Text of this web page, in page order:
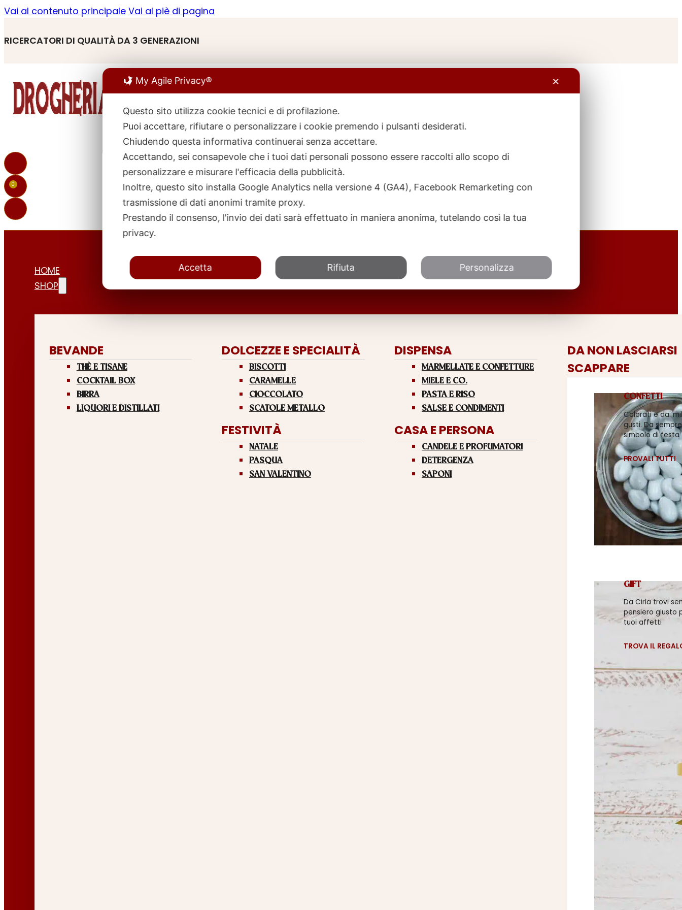
Vai al contenuto principale Vai al piè di pagina
RICERCATORI DI QUALITÀ DA 3 GENERAZIONI
Ricerca
prodotti
0
HOME
SHOP
BEVANDE
THÈ E TISANE
COCKTAIL BOX
BIRRA
LIQUORI E DISTILLATI
DOLCEZZE E SPECIALITÀ
BISCOTTI
CARAMELLE
CIOCCOLATO
SCATOLE METALLO
FESTIVITÀ
NATALE
PASQUA
SAN VALENTINO
DISPENSA
MARMELLATE E CONFETTURE
MIELE E CO.
PASTA E RISO
SALSE E CONDIMENTI
CASA E PERSONA
CANDELE E PROFUMATORI
DETERGENZA
SAPONI
DA NON LASCIARSI
SCAPPARE
CONFETTI
Colorati e dai
gusti. Da sempre
simbolo di festa
PROVALI TUTTI
GIFT
Da Cirla trovi
pensiero giusto
tuoi affetti
TROVA IL
My Agile Privacy® ✕
Questo sito utilizza cookie tecnici e di profilazione.
Puoi accettare, rifiutare o personalizzare i cookie premendo i pulsanti desiderati.
Chiudendo questa informativa continuerai senza accettare.
Accettando, sei consapevole che i tuoi dati personali possono essere raccolti allo scopo di
personalizzare e misurare l'efficacia della pubblicità.
Inoltre, questo sito installa Google Analytics nella versione 4 (GA4), Facebook Remarketing con
trasmissione di dati anonimi tramite proxy.
Prestando il consenso, l'invio dei dati sarà effettuato in maniera anonima, tutelando così la tua
privacy.
Accetta Rifiuta Personalizza